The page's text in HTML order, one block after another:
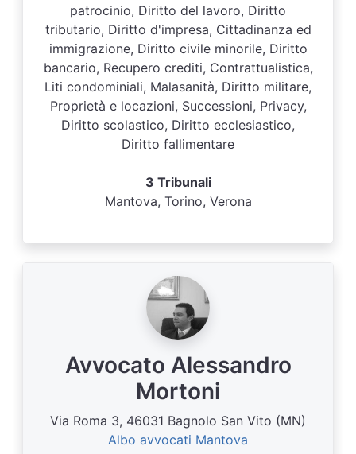
patrocinio, Diritto del lavoro, Diritto
tributario, Diritto d'impresa, Cittadinanza ed
immigrazione, Diritto civile minorile, Diritto
bancario, Recupero crediti, Contrattualistica,
Liti condominiali, Malasanità, Diritto militare,
Proprietà e locazioni, Successioni, Privacy,
Diritto scolastico, Diritto ecclesiastico,
Diritto fallimentare
3 Tribunali
Mantova, Torino, Verona
Avvocato Alessandro
Mortoni
Via Roma 3, 46031 Bagnolo San Vito (MN)
Albo avvocati Mantova